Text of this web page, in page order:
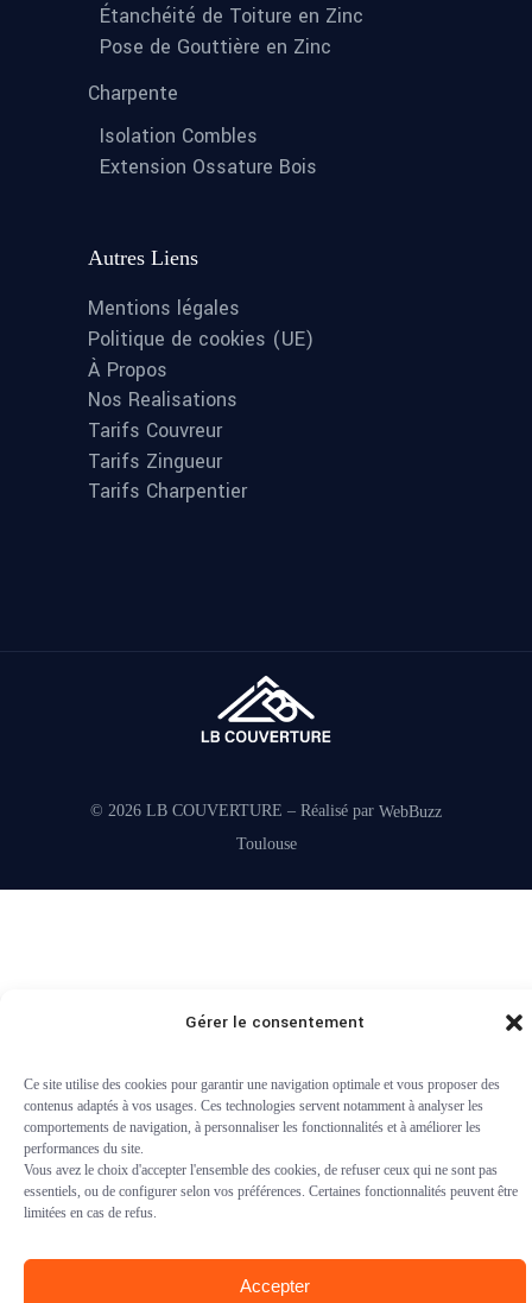
Gérer le consentement
Ce site utilise des cookies pour garantir une navigation optimale et vous proposer des
contenus adaptés à vos usages. Ces technologies servent notamment à analyser les
comportements de navigation, à personnaliser les fonctionnalités et à améliorer les
performances du site.
Vous avez le choix d'accepter l'ensemble des cookies, de refuser ceux qui ne sont pas
essentiels, ou de configurer selon vos préférences. Certaines fonctionnalités peuvent être
limitées en cas de refus.
Accepter
Étanchéité de Toiture en Zinc
Pose de Gouttière en Zinc
Charpente
Isolation Combles
Extension Ossature Bois
Autres Liens
Mentions légales
Politique de cookies (UE)
À Propos
Nos Realisations
Tarifs Couvreur
Tarifs Zingueur
Tarifs Charpentier
© 2026 LB COUVERTURE – Réalisé par WebBuzz
Toulouse